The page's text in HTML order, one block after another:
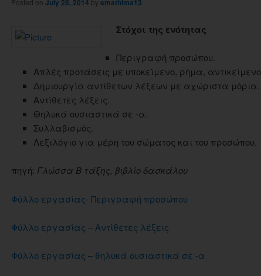
Posted on July 28, 2014 by emathima13
Στόχοι της ενότητας
Περιγραφή προσώπου.
Απλές προτάσεις με υποκείμενο, ρήμα, αντικείμενο.
Δημιουργία αντίθετων λέξεων με αχώριστα μόρια.
Αντίθετες λέξεις.
Θηλυκά ουσιαστικά σε -α.
Συλλαβισμός.
Λεξιλόγιο για μέρη του σώματος και του προσώπου.
πηγή: Γλώσσα Β τάξης, βιβλίο δασκάλου
Φύλλο εργασίας- Περιγραφή προσώπου
Φύλλο εργασίας – Αντίθετες λέξεις
Φύλλο εργασίας – θηλυκά ουσιαστικά σε -α